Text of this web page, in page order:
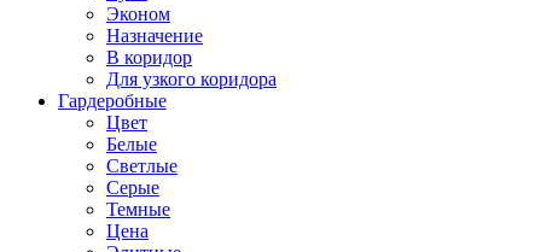
Эконом
Назначение
В коридор
Для узкого коридора
Гардеробные
Цвет
Белые
Светлые
Серые
Темные
Цена